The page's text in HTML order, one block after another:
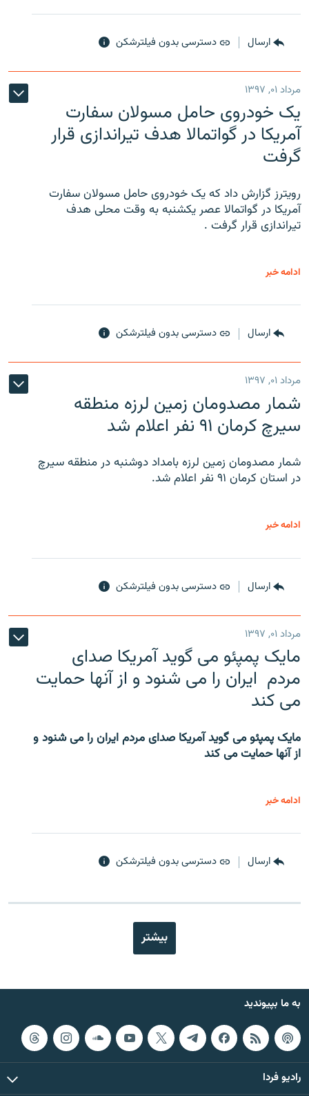
ارسال دسترسی بدون فیلترشکن
مرداد ۰۱, ۱۳۹۷
یک خودروی حامل مسولان سفارت
آمریکا در گواتمالا هدف تیراندازی قرار
گرفت
رویترز گزارش داد که یک خودروی حامل مسولان سفارت
آمریکا در گواتمالا عصر یکشنبه به وقت محلی هدف
تیراندازی قرار گرفت .
ادامه خبر
ارسال دسترسی بدون فیلترشکن
مرداد ۰۱, ۱۳۹۷
شمار مصدومان زمین لرزه منطقه
سیرچ کرمان ۹۱ نفر اعلام شد
شمار مصدومان زمین لرزه بامداد دوشنبه در منطقه سیرچ
در استان کرمان ۹۱ نفر اعلام شد.
ادامه خبر
ارسال دسترسی بدون فیلترشکن
مرداد ۰۱, ۱۳۹۷
مایک پمپئو می گوید آمریکا صدای
مردم ایران را می شنود و از آنها حمایت
می کند
مایک پمپئو می گوید آمریکا صدای مردم ایران را می شنود و
از آنها حمایت می کند
ادامه خبر
ارسال دسترسی بدون فیلترشکن
بیشتر
به ما بپیوندید
رادیو فردا